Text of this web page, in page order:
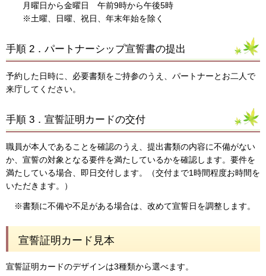
月曜日から金曜日 午前9時から午後5時
※土曜、日曜、祝日、年末年始を除く
手順 2．パートナーシップ宣誓書の提出
予約した日時に、必要書類をご持参のうえ、パートナーとお二人で
来庁してください。
手順 3．宣誓証明カードの交付
職員が本人であることを確認のうえ、提出書類の内容に不備がない
か、宣誓の対象となる要件を満たしているかを確認します。要件を
満たしている場合、即日交付します。（交付まで1時間程度お時間を
いただきます。）
※書類に不備や不足がある場合は、改めて宣誓日を調整します。
宣誓証明カード見本
宣誓証明カードのデザインは3種類から選べます。